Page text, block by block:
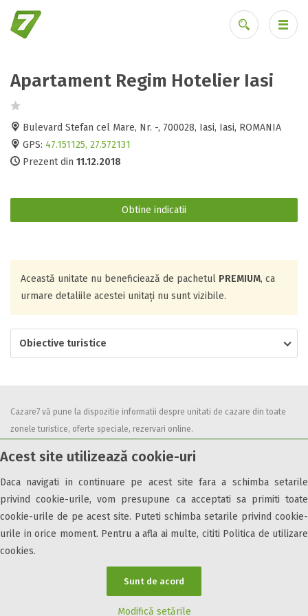
Acest site utilizează cookie-uri
Daca navigati in continuare pe acest site fara a schimba setarile
privind cookie-urile, vom presupune ca acceptati sa primiti toate
cookie-urile de pe acest site. Puteti schimba setarile privind cookie-
urile in orice moment. Pentru a afla ai multe, cititi Politica de utilizare
cookies.
Sunt de acord
Modifică setările
Ai uitat parola?
Apartament Regim Hotelier Iasi
Bulevard Stefan cel Mare, Nr. -, 700028, Iasi, Iasi, ROMANIA
GPS: 47.151125, 27.572131
Prezent din 11.12.2018
Obtine indicatii
Această unitate nu beneficiează de pachetul PREMIUM, ca
urmare detaliile acestei unitați nu sunt vizibile.
Obiective turistice
Cazare7 vă pune la dispozitie informatii despre unitati de cazare din toate
zonele turistice, oferte speciale, rezervari online.
condițiile de utilizare.
Informații utile Parteneri Cazare7